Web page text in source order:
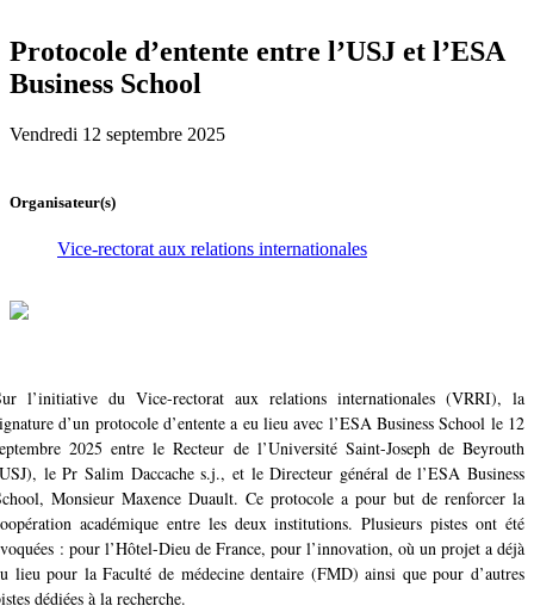
Protocole d’entente entre l’USJ et l’ESA
Business School
Vendredi 12 septembre 2025
Organisateur(s)
Vice-rectorat aux relations internationales
l’initiative du Vice-rectorat aux relations internationales (VRRI), la
d’un protocole d’entente a eu lieu avec l’ESA Business School le 12
2025 entre le Recteur de l’Université Saint-Joseph de Beyrouth
le Pr Salim Daccache s.j., et le Directeur général de l’ESA Business
, Monsieur Maxence Duault. Ce protocole a pour but de renforcer la
académique entre les deux institutions. Plusieurs pistes ont été
: pour l’Hôtel-Dieu de France, pour l’innovation, où un projet a déjà
lieu pour la Faculté de médecine dentaire (FMD) ainsi que pour d’autres
dédiées à la recherche.